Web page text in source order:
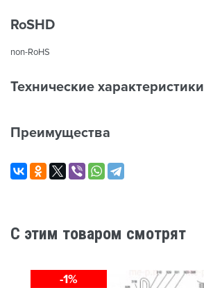
RoSHD
non-RoHS
Технические характеристики
Преимущества
C этим товаром смотрят
-1%